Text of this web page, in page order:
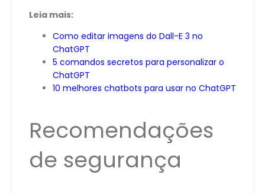
Leia mais:
Como editar imagens do Dall-E 3 no
ChatGPT
5 comandos secretos para personalizar o
ChatGPT
10 melhores chatbots para usar no ChatGPT
Recomendações
de segurança